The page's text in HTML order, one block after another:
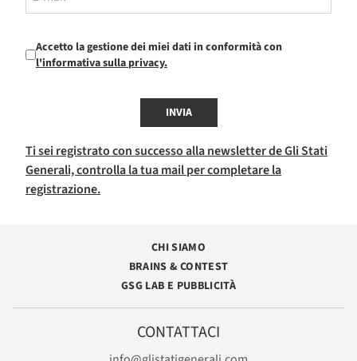
Accetto la gestione dei miei dati in conformità con
l'informativa sulla privacy.
INVIA
Ti sei registrato con successo alla newsletter de Gli Stati
Generali, controlla la tua mail per completare la
registrazione.
CHI SIAMO
BRAINS & CONTEST
GSG LAB E PUBBLICITÀ
CONTATTACI